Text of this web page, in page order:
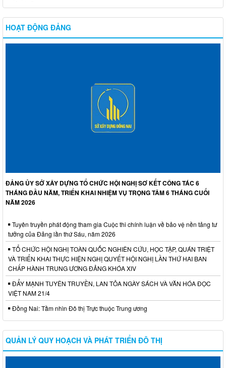
HOẠT ĐỘNG ĐẢNG
ĐẢNG ỦY SỞ XÂY DỰNG TỔ CHỨC HỘI NGHỊ SƠ KẾT CÔNG TÁC 6
THÁNG ĐẦU NĂM, TRIỂN KHAI NHIỆM VỤ TRỌNG TÂM 6 THÁNG CUỐI
NĂM 2026
Tuyên truyền phát động tham gia Cuộc thi chính luận về bảo vệ nền tảng tư
tưởng của Đảng lần thứ Sáu, năm 2026
TỔ CHỨC HỘI NGHỊ TOÀN QUỐC NGHIÊN CỨU, HỌC TẬP, QUÁN TRIỆT
VÀ TRIỂN KHAI THỰC HIỆN NGHỊ QUYẾT HỘI NGHỊ LẦN THỨ HAI BAN
CHẤP HÀNH TRUNG ƯƠNG ĐẢNG KHÓA XIV
ĐẨY MẠNH TUYÊN TRUYỀN, LAN TỎA NGÀY SÁCH VÀ VĂN HÓA ĐỌC
VIỆT NAM 21/4
Đồng Nai: Tầm nhìn Đô thị Trực thuộc Trung ương
QUẢN LÝ QUY HOẠCH VÀ PHÁT TRIỂN ĐÔ THỊ